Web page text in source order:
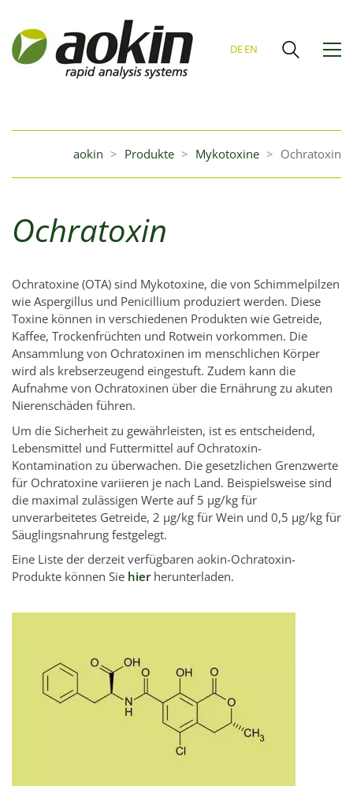
DEEN
aokin > Produkte > Mykotoxine > Ochratoxin
Ochratoxin
Ochratoxine (OTA) sind Mykotoxine, die von Schimmelpilzen
wie Aspergillus und Penicillium produziert werden. Diese
Toxine können in verschiedenen Produkten wie Getreide,
Kaffee, Trockenfrüchten und Rotwein vorkommen. Die
Ansammlung von Ochratoxinen im menschlichen Körper
wird als krebserzeugend eingestuft. Zudem kann die
Aufnahme von Ochratoxinen über die Ernährung zu akuten
Nierenschäden führen.
Um die Sicherheit zu gewährleisten, ist es entscheidend,
Lebensmittel und Futtermittel auf Ochratoxin-
Kontamination zu überwachen. Die gesetzlichen Grenzwerte
für Ochratoxine variieren je nach Land. Beispielsweise sind
die maximal zulässigen Werte auf 5 µg/kg für
unverarbeitetes Getreide, 2 µg/kg für Wein und 0,5 µg/kg für
Säuglingsnahrung festgelegt.
Eine Liste der derzeit verfügbaren aokin-Ochratoxin-
Produkte können Sie hierherunterladen.